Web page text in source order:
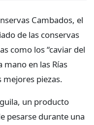
Cambados, el
de las conservas
como los “caviar del
mano en las Rías
mejores piezas.
un producto
pesarse durante una